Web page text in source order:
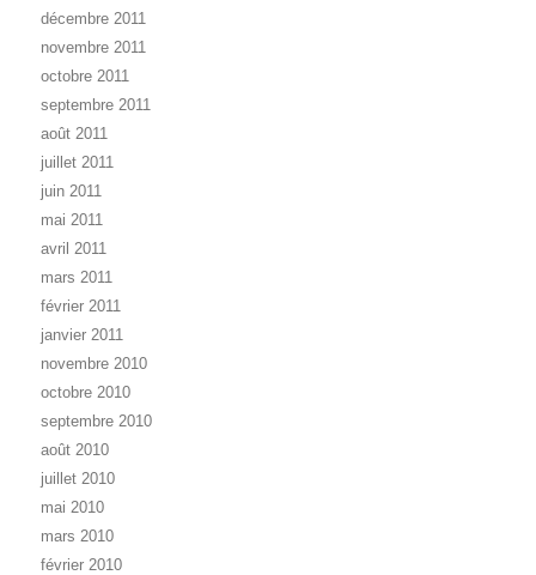
décembre 2011
novembre 2011
octobre 2011
septembre 2011
août 2011
juillet 2011
juin 2011
mai 2011
avril 2011
mars 2011
février 2011
janvier 2011
novembre 2010
octobre 2010
septembre 2010
août 2010
juillet 2010
mai 2010
mars 2010
février 2010